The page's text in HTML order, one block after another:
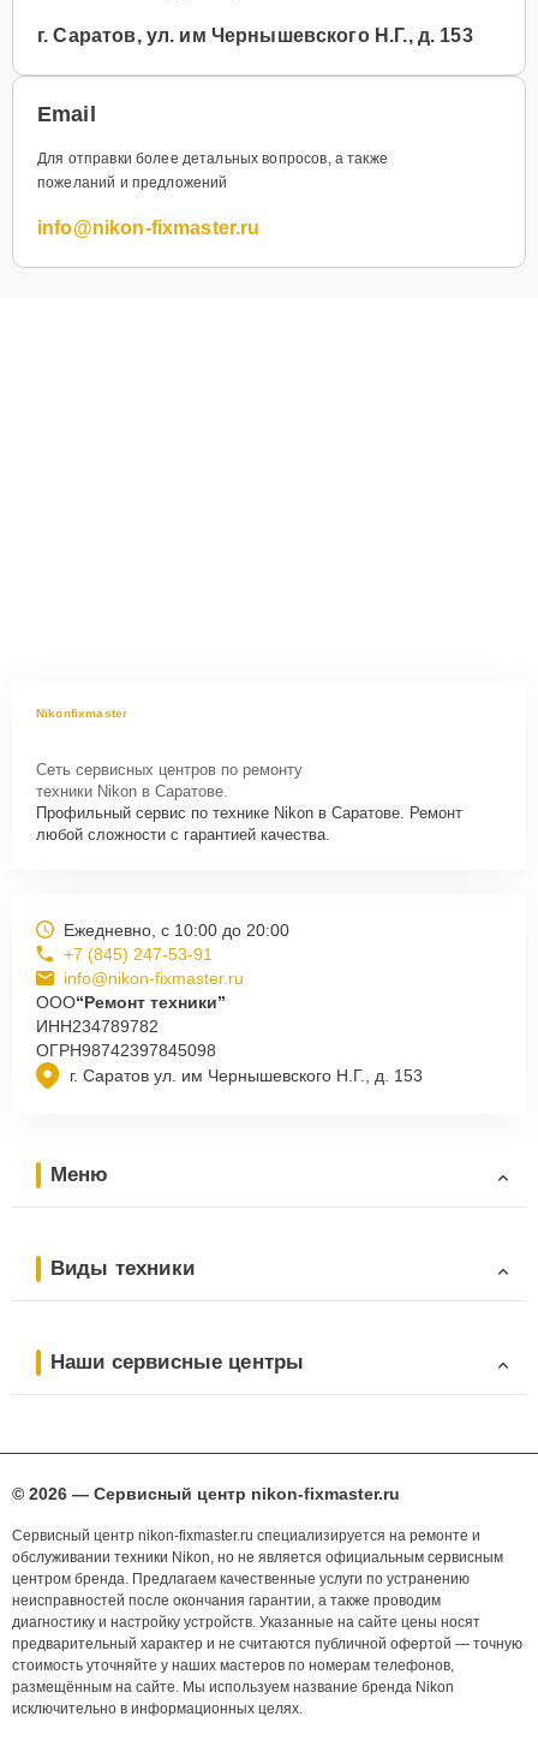
г. Саратов, ул. им Чернышевского Н.Г., д. 153
Email
Для отправки более детальных вопросов, а также
пожеланий и предложений
info@nikon-fixmaster.ru
Nikonfixmaster
Сеть сервисных центров по ремонту
техники Nikon в Саратове.
Профильный сервис по технике Nikon в Саратове. Ремонт
любой сложности с гарантией качества.
г. Саратов ул. им Чернышевского Н.Г., д. 153
Ежедневно, с 10:00 до 20:00
+7 (845) 247-53-91
info@nikon-fixmaster.ru
ООО“Ремонт техники”
ИНН234789782
ОГРН98742397845098
Меню
Виды техники
Наши сервисные центры
© 2026 — Сервисный центр nikon-fixmaster.ru
Сервисный центр nikon-fixmaster.ru специализируется на ремонте и
обслуживании техники Nikon, но не является официальным сервисным
центром бренда. Предлагаем качественные услуги по устранению
неисправностей после окончания гарантии, а также проводим
диагностику и настройку устройств. Указанные на сайте цены носят
предварительный характер и не считаются публичной офертой — точную
стоимость уточняйте у наших мастеров по номерам телефонов,
размещённым на сайте. Мы используем название бренда Nikon
исключительно в информационных целях.